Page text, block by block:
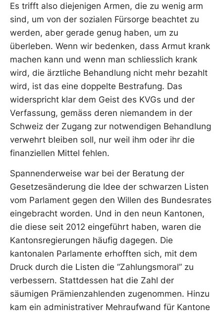
Es trifft also diejenigen Armen, die zu wenig arm
sind, um von der sozialen Fürsorge beachtet zu
werden, aber gerade genug haben, um zu
überleben. Wenn wir bedenken, dass Armut krank
machen kann und wenn man schliesslich krank
wird, die ärztliche Behandlung nicht mehr bezahlt
wird, ist das eine doppelte Bestrafung. Das
widerspricht klar dem Geist des KVGs und der
Verfassung, gemäss deren niemandem in der
Schweiz der Zugang zur notwendigen Behandlung
verwehrt bleiben soll, nur weil ihm oder ihr die
finanziellen Mittel fehlen.
Spannenderweise war bei der Beratung der
Gesetzesänderung die Idee der schwarzen Listen
vom Parlament gegen den Willen des Bundesrates
eingebracht worden. Und in den neun Kantonen,
die diese seit 2012 eingeführt haben, waren die
Kantonsregierungen häufig dagegen. Die
kantonalen Parlamente erhofften sich, mit dem
Druck durch die Listen die “Zahlungsmoral” zu
verbessern. Stattdessen hat die Zahl der
säumigen Prämienzahlenden zugenommen. Hinzu
kam ein administrativer Mehraufwand für Kantone